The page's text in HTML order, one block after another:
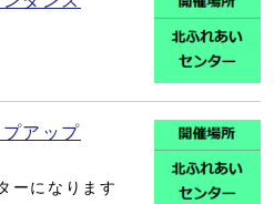
プアップ
ーになります